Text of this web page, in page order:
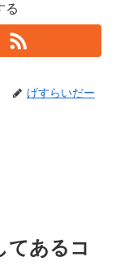
る
げすらいだー
てあるコ